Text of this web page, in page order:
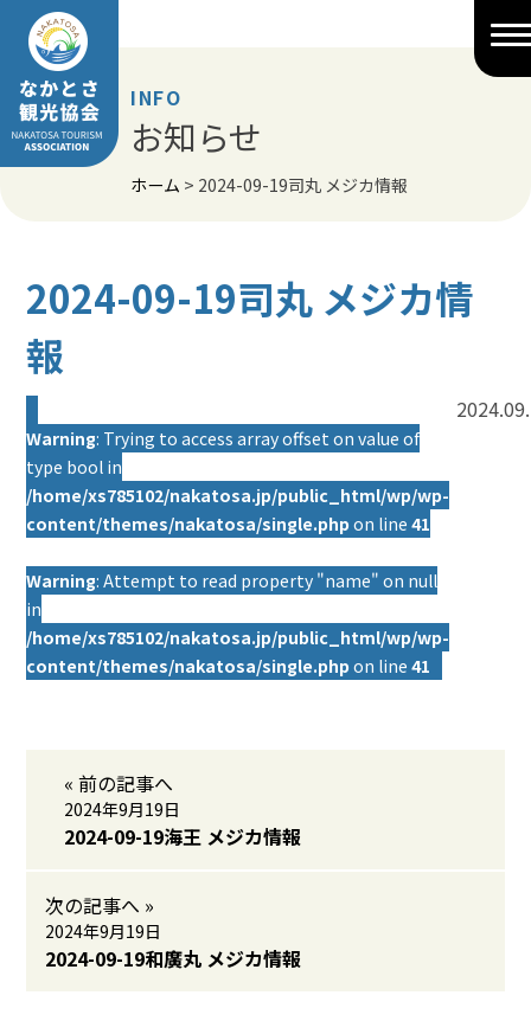
Skip
content
INFO
お知らせ
ホーム > 2024-09-19司丸 メジカ情報
2024-09-19司丸 メジカ情
報
Warning: Trying to access array offset on value of
type bool in
/home/xs785102/nakatosa.jp/public_html/wp/wp-
content/themes/nakatosa/single.php on line41
Warning: Attempt to read property "name" on null
in
/home/xs785102/nakatosa.jp/public_html/wp/wp-
content/themes/nakatosa/single.php on line41
« 前の記事へ
2024年9月19日
2024-09-19海王 メジカ情報
次の記事へ »
2024年9月19日
2024-09-19和廣丸 メジカ情報